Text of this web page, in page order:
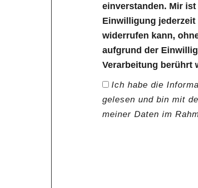
einverstanden. Mir
Einwilligung
widerrufen kann,
aufgrund der
Verarbeitung berührt
Ich habe die
gelesen und bin mit
meiner Daten im